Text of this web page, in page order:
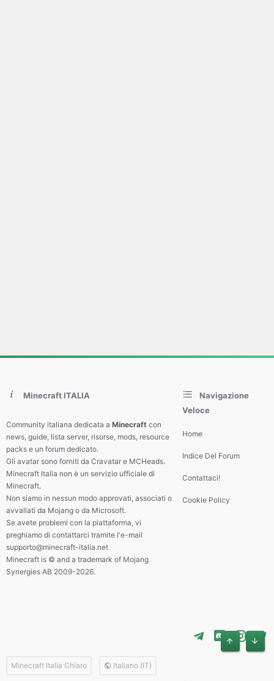
Minecraft ITALIA
Community italiana dedicata a Minecraft con
news, guide, lista server, risorse, mods, resource
packs e un forum dedicato.
Gli avatar sono forniti da Cravatar e MCHeads.
Minecraft Italia non è un servizio ufficiale di
Minecraft.
Non siamo in nessun modo approvati, associati o
avvallati da Mojang o da Microsoft.
Se avete problemi con la piattaforma, vi
preghiamo di contattarci tramite l'e-mail
supporto@minecraft-italia.net
Minecraft is © and a trademark of Mojang
Synergies AB 2009-2026.
Navigazione
Veloce
Home
Indice Del Forum
Contattaci!
Cookie Policy
Minecraft Italia Chiaro
Italiano (IT)
Alto Basso